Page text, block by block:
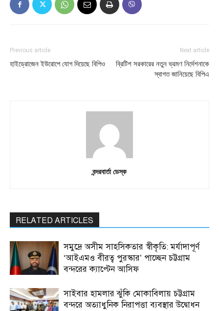
Previous article
হাইড্রোজেন ইউরোপে যোগ দিয়েছে বিপিও
Next article
ব্রিটিশ সরকারের নতুন ভ্রমণ নির্দেশনাকে
স্বাগত জানিয়েছে বিপিএ
বন্দরবার্তা ডেস্ক
RELATED ARTICLES
সমুদ্রে অসীম সাহসিকতার স্বীকৃতি: মর্যাদাপূর্ণ
‘আইএমও বীরত্ব পুরস্কার’ পাচ্ছেন চট্টগ্রাম
বন্দরের ক্যাপ্টেন আসিফ
সাইবার হামলার ঝুঁকি মোকাবিলায় চট্টগ্রাম
বন্দরে অত্যাধুনিক নিরাপত্তা ব্যবস্থার উদ্বোধন